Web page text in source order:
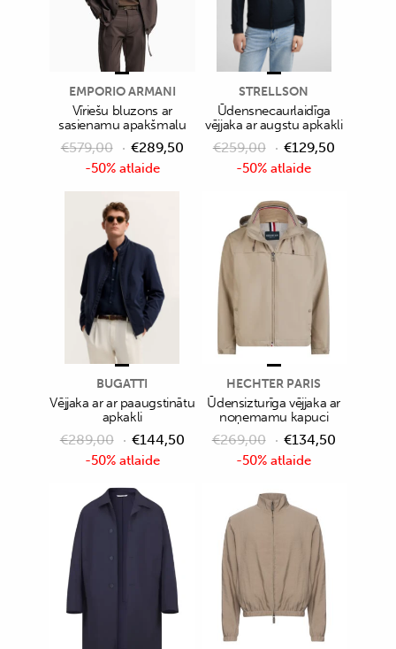
-50% atlaide
EMPORIO ARMANI
Vīriešu bluzons ar
sasienamu apakšmalu
€579,00 €289,50
-50% atlaide
STRELLSON
Ūdensnecaurlaidīga
vējjaka ar augstu apkakli
€259,00 €129,50
-50% atlaide
BUGATTI
Vējjaka ar ar paaugstinātu
apkakli
€289,00 €144,50
-50% atlaide
HECHTER PARIS
Ūdensizturīga vējjaka ar
noņemamu kapuci
€269,00 €134,50